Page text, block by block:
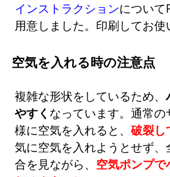
インストラクションについて
用意しました。印刷してお使
空気を入れる時の注意点
複雑な形状をしているため、
やすく なっています。通常
様に空気を入れると、破裂し
気に空気を入れようとせず
合を見ながら、 空気ポンプで